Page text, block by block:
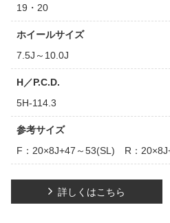
19・20
ホイールサイズ
7.5J～10.0J
H／P.C.D.
5H-114.3
参考サイズ
F：20×8J+47～53(SL) R：
詳しくはこちら